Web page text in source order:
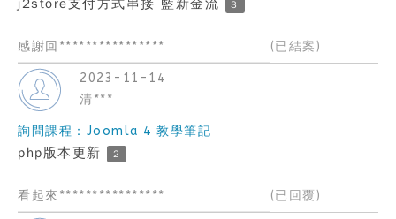
j2store支付方式串接 藍新金流 3
感謝回**************** (已結案)
2023-11-14
清***
詢問課程：Joomla 4 教學筆記
php版本更新 2
看起來**************** (已回覆)